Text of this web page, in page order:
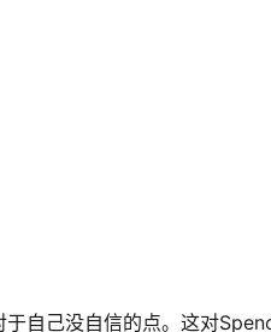
于自己没自信的点。这对
是他健身的动力！